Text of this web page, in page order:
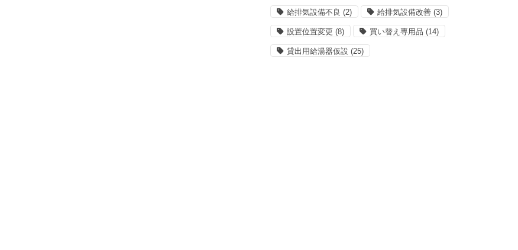
給排気設備不良 (2) 給排気設備改善 (3)
設置位置変更 (8) 買い替え専用品 (14)
貸出用給湯器仮設 (25)